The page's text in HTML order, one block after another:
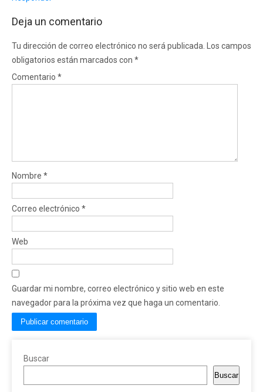
Deja un comentario
Tu dirección de correo electrónico no será publicada.
Los campos
obligatorios están marcados con *
Comentario *
Nombre *
Correo electrónico *
Web
Guardar mi nombre, correo electrónico y sitio web en este
navegador para la próxima vez que haga un comentario.
Buscar
Buscar